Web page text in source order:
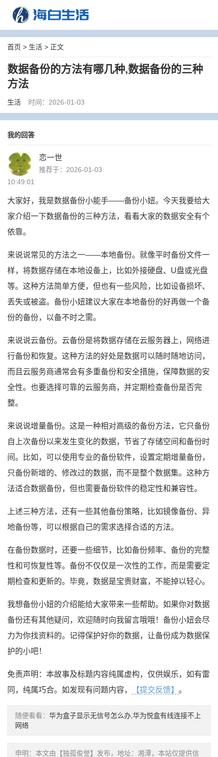
首页 > 生活 > 正文
数据备份的方法有哪几种,数据备份的三种
方法
生活 时间：2026-01-03
我的回答
恋一世
推荐于：2026-01-03
10:49:01
大家好，我是数据备份小能手——备份小妞。今天我要给大
家介绍一下数据备份的三种方法，看看大家的数据安全有个
依靠。
来说说常见的方法之一——本地备份。就像平时备份文件一
样，将数据存储在本地设备上，比如外接硬盘、U盘或光盘
等。这种方法简单方便，但也有一些风险，比如设备损坏、
丢失或被盗。备份小妞建议大家在本地备份的好再做一个备
份的备份，以备不时之需。
来说说云备份。云备份是将数据存储在云服务器上，网络进
行备份和恢复。这种方法的好处是数据可以随时随地访问，
而且云服务商通常会有多重备份和安全措施，保障数据的安
全性。也要选择可靠的云服务商，并定期检查备份是否完
整。
来说说增量备份。这是一种相对高级的备份方法，它只备份
自上次备份以来发生变化的数据，节省了存储空间和备份时
间。比如，可以使用专业的备份软件，设置定期增量备份，
只备份新增的、修改过的数据，而不是整个数据集。这种方
法适合数据备份，但也需要备份软件的稳定性和兼容性。
上述三种方法，还有一些其他备份策略，比如镜像备份、异
地备份等，可以根据自己的需求选择合适的方法。
在备份数据时，还要一些细节，比如备份频率、备份的完整
性和可恢复性等。备份不仅仅是一次性的工作，而是需要定
期检查和更新的。毕竟，数据是宝贵财富，不能掉以轻心。
我想备份小妞的介绍能给大家带来一些帮助。如果你对数据
备份还有其他疑问，欢迎随时向我留言哦哦！备份小妞会尽
力为你找资料的。记得保护好你的数据，让备份成为数据保
护的小吧！
免责声明：本故事及标题内容纯属虚构，仅供娱乐，如有雷
同，纯属巧合。如发现有问题内容，
【提交反馈】 。
随便看看： 华为盒子显示无信号怎么办,华为悦盒有线连接不上
网络
申明：本文由【独孤俊誉】发布，地址：湘潭，本站仅提供信